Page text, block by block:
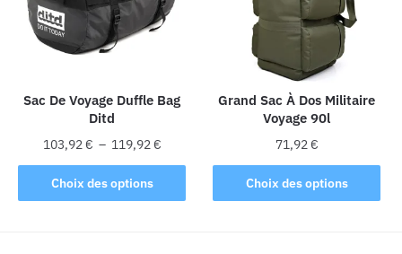
peuvent
être
choisies
sur
la
page
du
produit
Sac De Voyage Duffle Bag
Ditd
103,92 € – 119,92 €Plage
de
103,92 €
Choix des options
Ce
produit
Grand Sac À Dos Militaire
Voyage 90l
71,92 €
Choix des options
Ce
produit